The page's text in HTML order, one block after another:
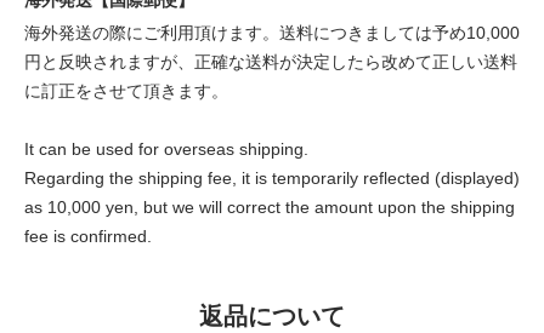
海外発送の際にご利用頂けます。送料につきましては予め10,000
円と反映されますが、正確な送料が決定したら改めて正しい送料
に訂正をさせて頂きます。
It can be used for overseas shipping.
Regarding the shipping fee, it is temporarily reflected (displayed)
as 10,000 yen, but we will correct the amount upon the shipping
fee is confirmed.
返品について